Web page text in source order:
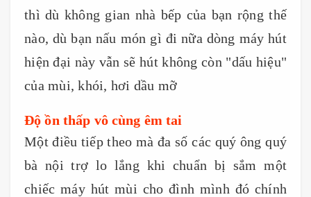
thì dù không gian nhà bếp của bạn rộng thế
nào, dù bạn nấu món gì đi nữa dòng máy hút
hiện đại này vẫn sẽ hút không còn "dấu hiệu"
của mùi, khói, hơi dầu mỡ
Độ ồn thấp vô cùng êm tai
Một điều tiếp theo mà đa số các quý ông quý
bà nội trợ lo lắng khi chuẩn bị sắm một
chiếc máy hút mùi cho đình mình đó chính